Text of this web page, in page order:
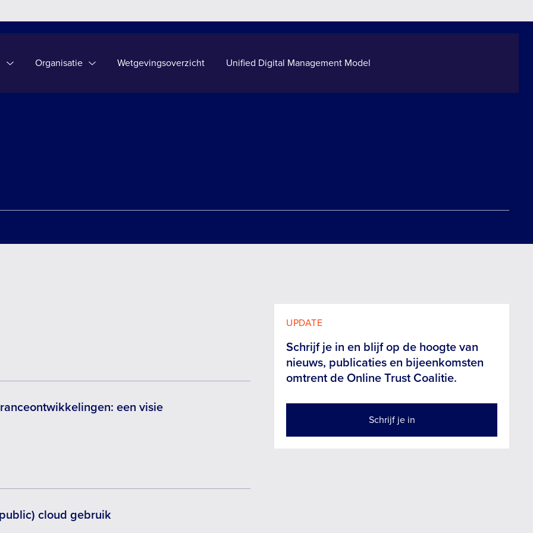
Inschrijven voor de update
NL
Organisatie Wetgevingsoverzicht Unified Digital Management Model
een visie
cloud gebruik
UPDATE
Schrijf je in en blijf op de hoogte van
nieuws, publicaties en bijeenkomsten
omtrent de Online Trust Coalitie.
Schrijf je in